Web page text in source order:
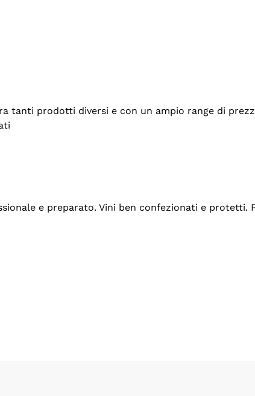
tanti prodotti diversi e con un ampio range di
e preparato. Vini ben confezionati e